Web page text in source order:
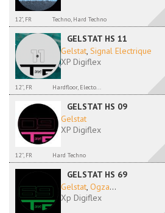
12", FR Techno, Hard Techno
GELSTAT HS 11
Gelstat, Signal Electrique
XP Digiflex
12'', FR Hardfloor, Electo...
GELSTAT HS 09
Gelstat
XP Digiflex
12'', FR Hard Techno
GELSTAT HS 69
Gelstat, Ogza...
Xp Digiflex